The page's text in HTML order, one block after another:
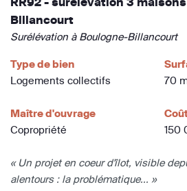
Billancourt
Surélévation à Boulogne-Billancourt
Type de bien
Logements collectifs
70
Maître d'ouvrage
Copropriété
150
« Un projet en coeur d'îlot, visible
alentours : la problématique... »